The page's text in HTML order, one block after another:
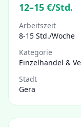
12–15 €/Std.
Arbeitszeit
8-15 Std./Woche
Kategorie
Einzelhandel &
Stadt
Gera